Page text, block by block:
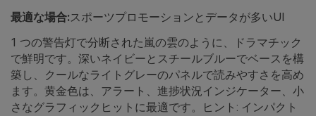
最適な場合:スポーツプロモーションとデータが多いUI
1 つの警告灯で分断された嵐の雲のように、ドラマチック
で鮮明です。深いネイビーとスチールブルーでベースを構
築し、クールなライトグレーのパネルで読みやすさを高め
ます。黄金色は、アラート、進捗状況インジケーター、小
さなグラフィックヒットに最適です。ヒント: インパクト